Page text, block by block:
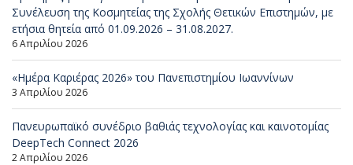
Συνέλευση της Κοσμητείας της Σχολής Θετικών Επιστημών, με
ετήσια θητεία από 01.09.2026 – 31.08.2027.
6 Απριλίου 2026
«Ημέρα Καριέρας 2026» του Πανεπιστημίου Ιωαννίνων
3 Απριλίου 2026
Πανευρωπαϊκό συνέδριο βαθιάς τεχνολογίας και καινοτομίας
DeepTech Connect 2026
2 Απριλίου 2026